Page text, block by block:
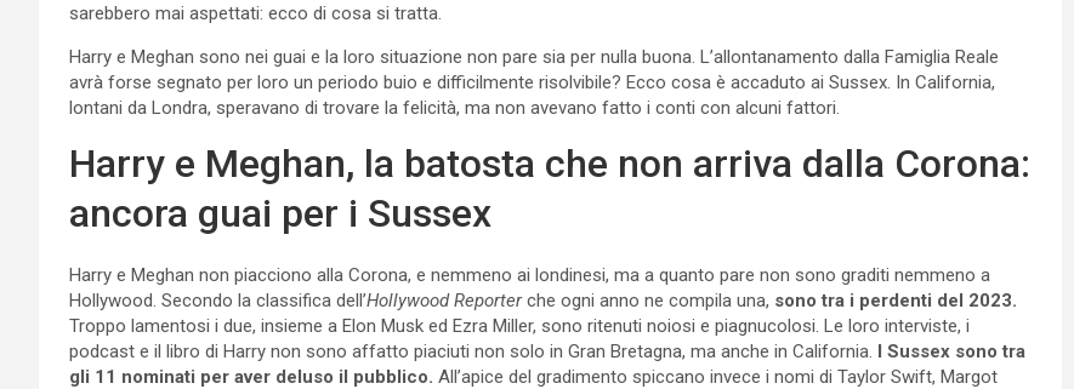
sarebbero mai aspettati: ecco di cosa si tratta.
Harry e Meghan sono nei guai e la loro situazione non pare sia per nulla buona. L’allontanamento dalla Famiglia Reale
avrà forse segnato per loro un periodo buio e difficilmente risolvibile? Ecco cosa è accaduto ai Sussex. In California,
lontani da Londra, speravano di trovare la felicità, ma non avevano fatto i conti con alcuni fattori.
Harry e Meghan, la batosta che non arriva dalla Corona:
ancora guai per i Sussex
Harry e Meghan non piacciono alla Corona, e nemmeno ai londinesi, ma a quanto pare non sono graditi nemmeno a
Hollywood. Secondo la classifica dell’Hollywood Reporterche ogni anno ne compila una, sono tra i perdenti del 2023.
Troppo lamentosi i due, insieme a Elon Musk ed Ezra Miller, sono ritenuti noiosi e piagnucolosi. Le loro interviste, i
podcast e il libro di Harry non sono affatto piaciuti non solo in Gran Bretagna, ma anche in California. I Sussex sono tra
gli 11 nominati per aver deluso il pubblico. All’apice del gradimento spiccano invece i nomi di Taylor Swift, Margot